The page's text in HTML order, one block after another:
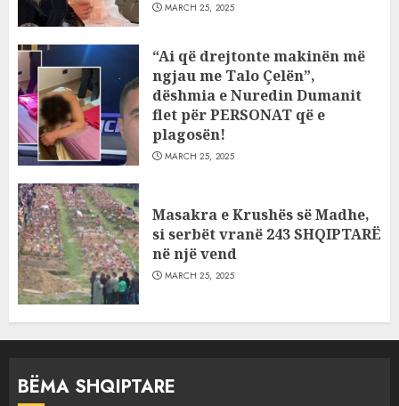
MARCH 25, 2025
“Ai që drejtonte makinën më
ngjau me Talo Çelën”,
dëshmia e Nuredin Dumanit
flet për PERSONAT që e
plagosën!
MARCH 25, 2025
Masakra e Krushës së Madhe,
si serbët vranë 243 SHQIPTARË
në një vend
MARCH 25, 2025
BËMA SHQIPTARE